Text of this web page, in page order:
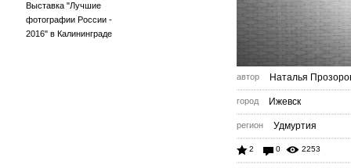
Выставка "Лучшие
фотографии России -
2016" в Калининграде
автор Наталья
город Ижевск
регион Удмуртия
2 0 2253